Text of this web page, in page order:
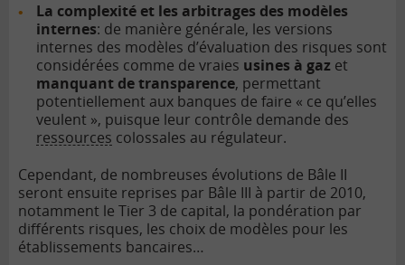
La complexité et les arbitrages des modèles
internes: de manière générale, les versions
internes des modèles d’évaluation des risques sont
considérées comme de vraies usines à gaz et
manquant de transparence, permettant
potentiellement aux banques de faire « ce qu’elles
veulent », puisque leur contrôle demande des
ressources colossales au régulateur.
Cependant, de nombreuses évolutions de Bâle II
seront ensuite reprises par Bâle III à partir de 2010,
notamment le Tier 3 de capital, la pondération par
différents risques, les choix de modèles pour les
établissements bancaires…